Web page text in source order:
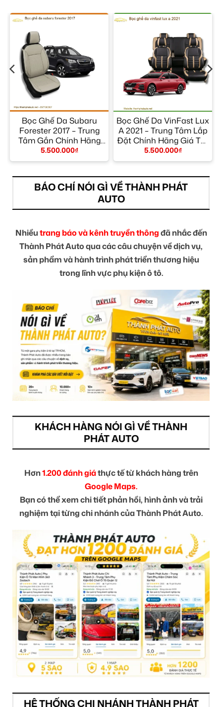
Bọc Ghế Da Subaru
Forester 2017 – Trung
Tâm Gắn Chính Hãng
Giá Tốt TPHCM
5.500.000₫
Bọc Ghế Da VinFast Lux
A 2021 – Trung Tâm Lắp
Đặt Chính Hãng Giá Tốt
TPHCM
5.500.000₫
BÁO CHÍ NÓI GÌ VỀ THÀNH PHÁT
AUTO
Nhiềutrang báo và kênh truyền thôngđã nhắc đến
Thành Phát Auto qua các câu chuyện về dịch vụ,
sản phẩm và hành trình phát triển thương hiệu
trong lĩnh vực phụ kiện ô tô.
KHÁCH HÀNG NÓI GÌ VỀ THÀNH
PHÁT AUTO
Hơn1.200 đánh giáthực tế từ khách hàng trên
Google Maps.
Bạn có thể xem chi tiết phản hồi, hình ảnh và trải
nghiệm tại từng chi nhánh của Thành Phát Auto.
HỆ THỐNG CHI NHÁNH THÀNH PHÁT